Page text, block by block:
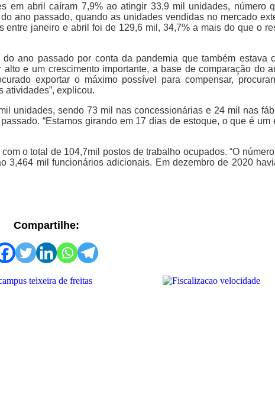
em abril caíram 7,9% ao atingir 33,9 mil unidades, número
ano passado, quando as unidades vendidas no mercado
entre janeiro e abril foi de 129,6 mil, 34,7% a mais do que o
ano passado por conta da pandemia que também estava
e um crescimento importante, a base de comparação do
exportar o máximo possível para compensar,
atividades”, explicou.
unidades, sendo 73 mil nas concessionárias e 24 mil nas
“Estamos girando em 17 dias de estoque, o que é um
o total de 104,7mil postos de trabalho ocupados. “O
3,464 mil funcionários adicionais. Em dezembro de 2020
Compartilhe: